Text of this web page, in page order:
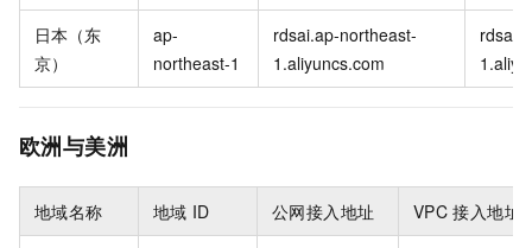
日本（东
京）
ap-
northeast-1
rdsai.ap-northeast-
1.aliyuncs.com
rdsai-
欧洲与美洲
地域名称 地域 ID 公网接入地址 VPC 接入地址